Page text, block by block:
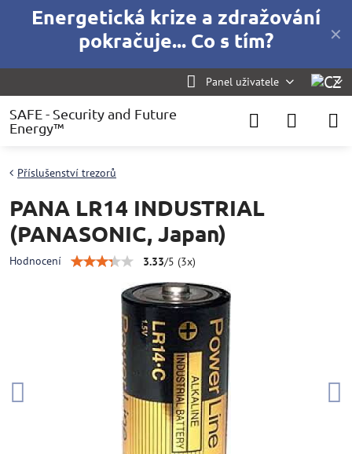
✕
Energetická krize a zdražování
pokračuje... Co s tím?
Panel uživatele
SAFE - Security and Future
Energy™
Příslušenství trezorů
PANA LR14 INDUSTRIAL
(PANASONIC, Japan)
Hodnocení 3.33/5 (3x)